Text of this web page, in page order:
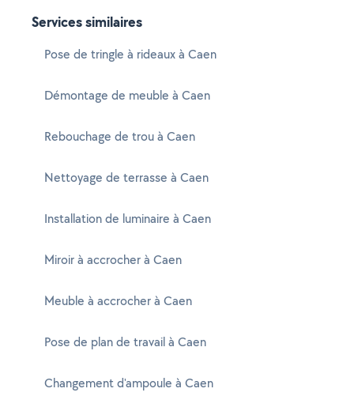
Services similaires
Pose de tringle à rideaux à Caen
Démontage de meuble à Caen
Rebouchage de trou à Caen
Nettoyage de terrasse à Caen
Installation de luminaire à Caen
Miroir à accrocher à Caen
Meuble à accrocher à Caen
Pose de plan de travail à Caen
Changement d'ampoule à Caen